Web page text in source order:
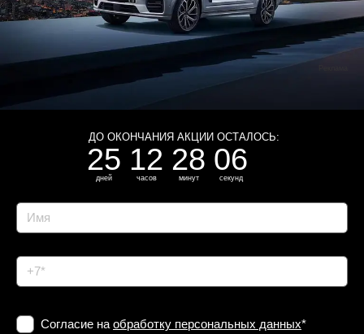
ДО ОКОНЧАНИЯ АКЦИИ ОСТАЛОСЬ:
25
дней
12
часов
28
минут
05
секунд
Согласие на обработку персональных данных*